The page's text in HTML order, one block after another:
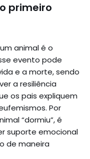
primeiro
animal é o
evento pode
e a morte, sendo
a resiliência
os pais expliquem
Por
“dormiu”, é
suporte emocional
de maneira